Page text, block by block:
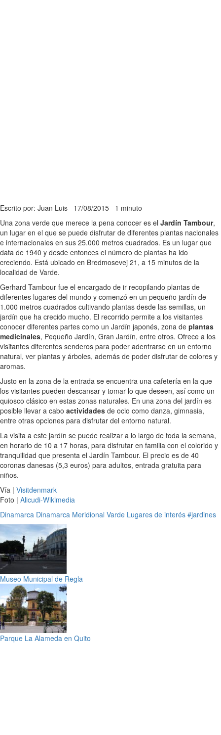
Escrito por: Juan Luis 17/08/2015 1 minuto
Una zona verde que merece la pena conocer es el Jardín Tambour,
un lugar en el que se puede disfrutar de diferentes plantas nacionales
e internacionales en sus 25.000 metros cuadrados. Es un lugar que
data de 1940 y desde entonces el número de plantas ha ido
creciendo. Está ubicado en Bredmosevej 21, a 15 minutos de la
localidad de Varde.
Gerhard Tambour fue el encargado de ir recopilando plantas de
diferentes lugares del mundo y comenzó en un pequeño jardín de
1.000 metros cuadrados cultivando plantas desde las semillas, un
jardín que ha crecido mucho. El recorrido permite a los visitantes
conocer diferentes partes como un Jardín japonés, zona de plantas
medicinales, Pequeño Jardín, Gran Jardín, entre otros. Ofrece a los
visitantes diferentes senderos para poder adentrarse en un entorno
natural, ver plantas y árboles, además de poder disfrutar de colores y
aromas.
Justo en la zona de la entrada se encuentra una cafetería en la que
los visitantes pueden descansar y tomar lo que deseen, así como un
quiosco clásico en estas zonas naturales. En una zona del jardín es
posible llevar a cabo actividades de ocio como danza, gimnasia,
entre otras opciones para disfrutar del entorno natural.
La visita a este jardín se puede realizar a lo largo de toda la semana,
en horario de 10 a 17 horas, para disfrutar en familia con el colorido y
tranquilidad que presenta el Jardín Tambour. El precio es de 40
coronas danesas (5,3 euros) para adultos, entrada gratuita para
niños.
Vía | Visitdenmark
Foto | Alicudi-Wikimedia
Dinamarca Dinamarca Meridional Varde Lugares de interés #jardines
Museo Municipal de Regla
Parque La Alameda en Quito